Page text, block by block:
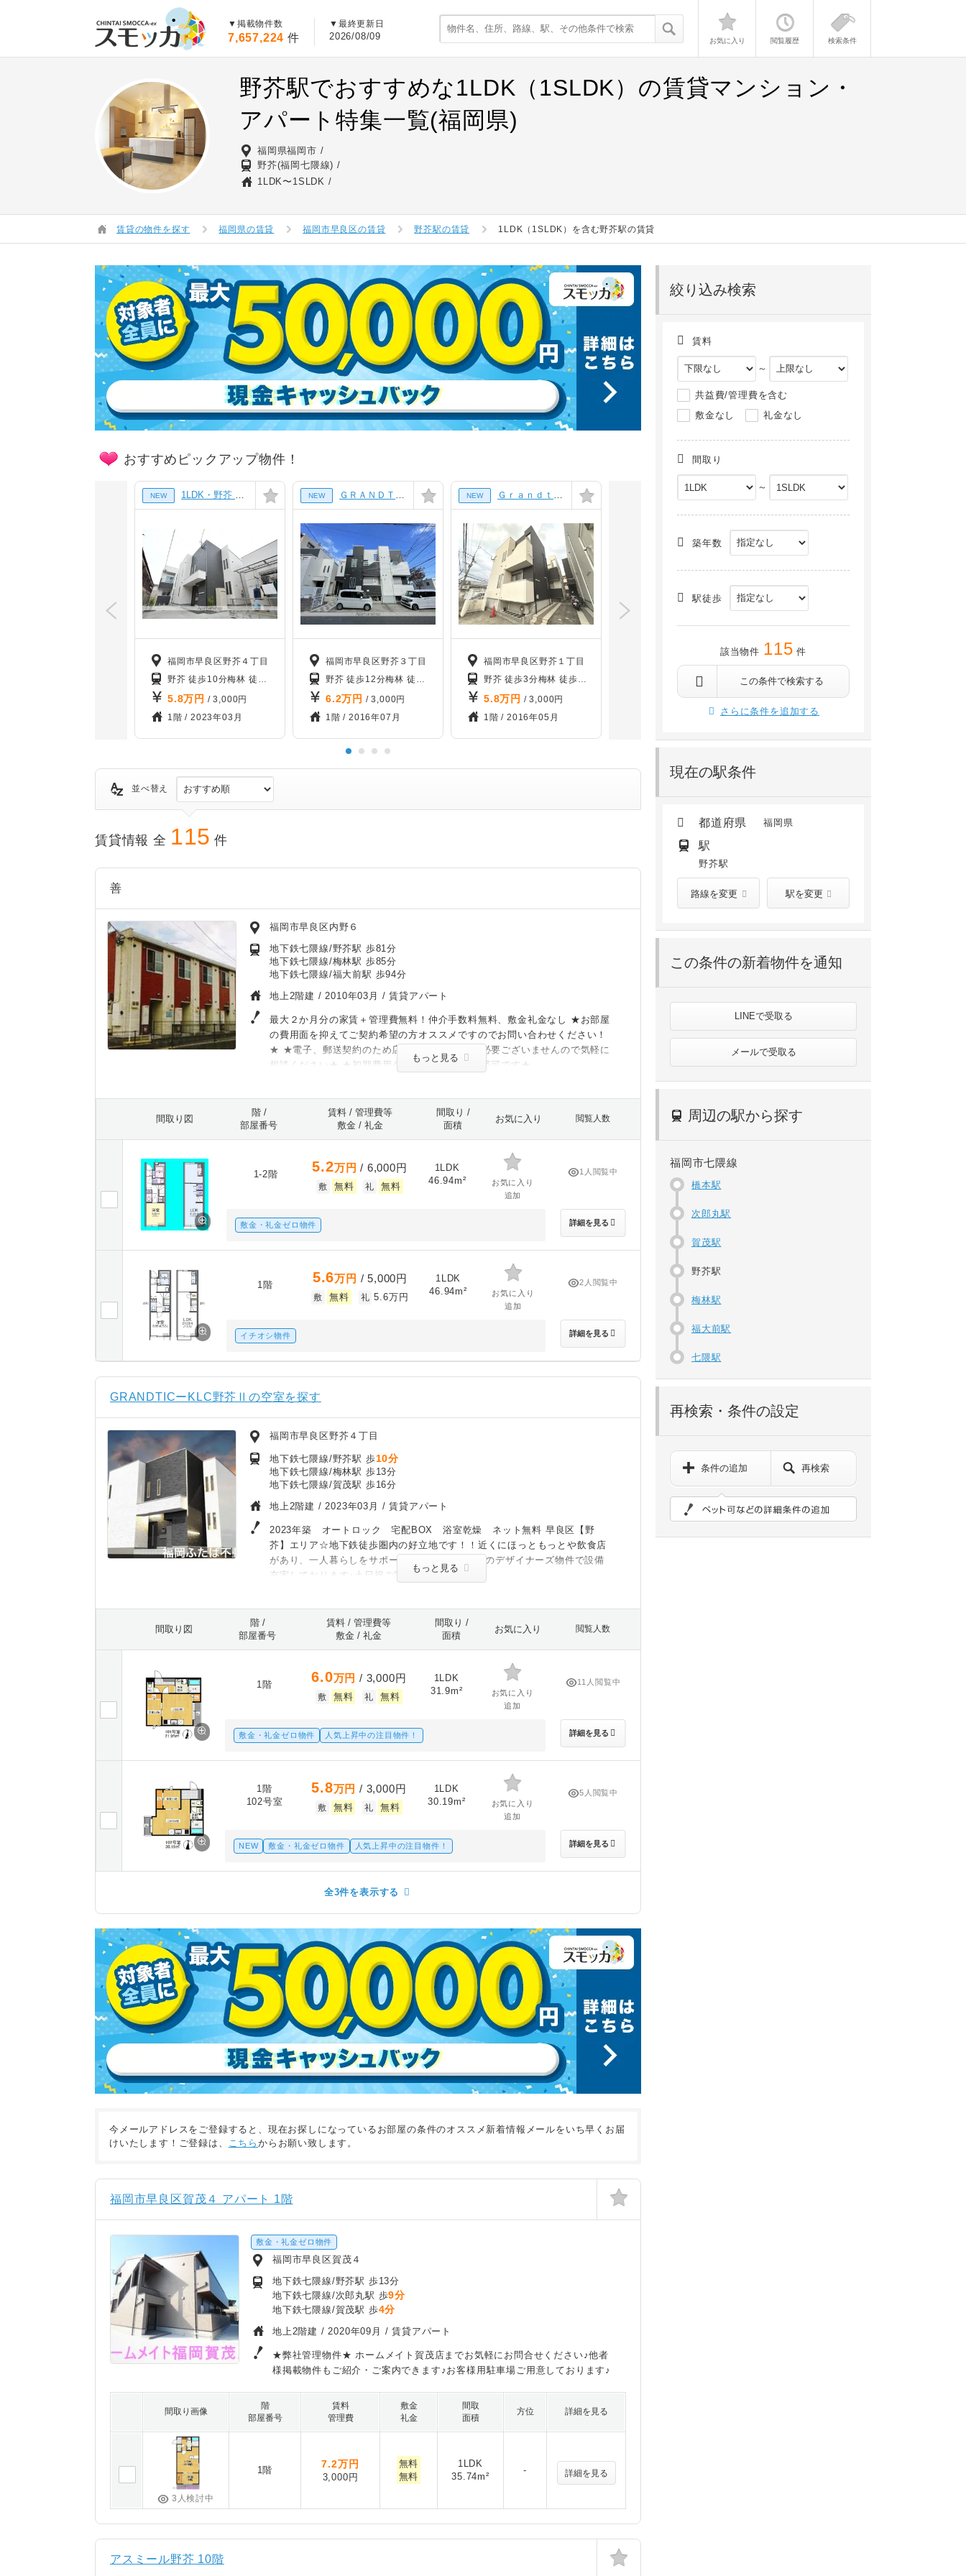
▼掲載物件数
7,657,224 件
▼最終更新日
2026/08/09 お気に入り 閲覧履歴 検索条件
野芥駅でおすすめな1LDK（1SLDK）の賃貸マンション・
アパート特集一覧(福岡県)
福岡県福岡市
野芥(福岡七隈線)
1LDK〜1SLDK
賃貸の物件を探す 福岡県の賃貸 福岡市早良区の賃貸 野芥駅の賃貸 1LDK（1SLDK）を含む野芥駅の賃貸
絞り込み検索
賃料
～
共益費/管理費を含む
敷金なし
礼金なし
間取り
～
築年数
駅徒歩
該当物件 115 件
この条件で検索する
さらに条件を追加する
現在の駅条件
都道府県 福岡県
駅
野芥駅
路線を変更 駅を変更
この条件の新着物件を通知
LINEで受取る
メールで受取る
周辺の駅から探す
福岡市七隈線
橋本駅
次郎丸駅
賀茂駅
野芥駅
梅林駅
福大前駅
七隈駅
再検索・条件の設定
条件の追加 再検索
おすすめピックアップ物件！
NEW 1LDK・野芥 徒歩10分・インターネット対応・フローリングの賃貸
福岡市早良区野芥４丁目
野芥 徒歩10分梅林 徒歩17分 賀茂 徒歩21分
5.8万円 / 3,000円
1階 / 2023年03月
NEW ＧＲＡＮＤＴＩＣ ＦＥＲＩＯ[1階]
福岡市早良区野芥３丁目
野芥 徒歩12分梅林 徒歩19分 賀茂 徒歩19分
6.2万円 / 3,000円
1階 / 2016年07月
NEW Ｇｒａｎｄｔｉｃ 野芥ＶＥＬＩＥＲＯ[1階]
福岡市早良区野芥１丁目
野芥 徒歩3分梅林 徒歩10分
5.8万円 / 3,000円
1階 / 2016年05月
野芥 徒歩7分
6.9万円/ 6,000円
4階 /建築中(2026年09月)
並べ替え
賃貸情報 全 115 件
善
福岡市早良区内野６
地下鉄七隈線/野芥駅 歩81分
地下鉄七隈線/梅林駅 歩85分
地下鉄七隈線/福大前駅 歩94分
地上2階建 /2010年03月 / 賃貸アパート
最大２か月分の家賃＋管理費無料！仲介手数料無料、敷金礼金なし ★お部屋
の費用面を抑えてご契約希望の方オススメですのでお問い合わせください！
★ ★電子、郵送契約のため店舗に来ていただく必要ございませんので気軽に
相談ください★ ★初期費用クレジットカード決済可です★
もっと見る
間取り図
階 /
部屋番号
賃料 / 管理費等
敷金 / 礼金
間取り /
面積
お気に入り 閲覧人数
1-2階 5.2万円 / 6,000円
敷 無料 礼 無料
1LDK
46.94m²
お気に入り
追加
敷金・礼金ゼロ物件
1人閲覧中
詳細を見る
1階 5.6万円 / 5,000円
敷 無料 礼 5.6万円
1LDK
46.94m²
お気に入り
追加
イチオシ物件
2人閲覧中
詳細を見る
GRANDTICーKLC野芥Ⅱの空室を探す
福岡市早良区野芥４丁目
地下鉄七隈線/野芥駅 歩10分
地下鉄七隈線/梅林駅 歩13分
地下鉄七隈線/賀茂駅 歩16分
地上2階建 /2023年03月 / 賃貸アパート
2023年築 オートロック 宅配BOX 浴室乾燥 ネット無料 早良区【野
芥】エリア☆地下鉄徒歩圏内の好立地です！！近くにほっともっとや飲食店
があり、一人暮らしをサポート☆また、IOT付きのデザイナーズ物件で設備
充実しております♪土日祝ご案内可能です☆
もっと見る
間取り図
階 /
部屋番号
賃料 / 管理費等
敷金 / 礼金
間取り /
面積
お気に入り 閲覧人数
1階 6.0万円 / 3,000円
敷 無料 礼 無料
1LDK
31.9m²
お気に入り
追加
敷金・礼金ゼロ物件 人気上昇中の注目物件！
11人閲覧中
詳細を見る
1階
102号室
5.8万円 / 3,000円
敷 無料 礼 無料
1LDK
30.19m²
お気に入り
追加
NEW 敷金・礼金ゼロ物件 人気上昇中の注目物件！
5人閲覧中
詳細を見る
全3件を表示する
今メールアドレスをご登録すると、現在お探しになっているお部屋の条件のオススメ新着情報メールをいち早くお届
けいたします！ご登録は、 こちらからお願い致します。
福岡市早良区賀茂４ アパート 1階
敷金・礼金ゼロ物件
福岡市早良区賀茂４
地下鉄七隈線/野芥駅 歩13分
地下鉄七隈線/次郎丸駅 歩9分
地下鉄七隈線/賀茂駅 歩4分
地上2階建 /2020年09月 / 賃貸アパート
★弊社管理物件★ ホームメイト賀茂店までお気軽にお問合せください♪他者
様掲載物件もご紹介・ご案内できます♪お客様用駐車場ご用意しております♪
間取り画像
階
部屋番号
賃料
管理費
敷金
礼金
間取
面積
方位 詳細を見る
3人検討中
1階
7.2万円
3,000円
無料
無料
1LDK
35.74m²
- 詳細を見る
アスミール野芥 10階